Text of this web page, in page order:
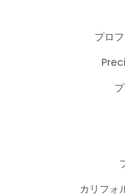
プロ
カリフォ